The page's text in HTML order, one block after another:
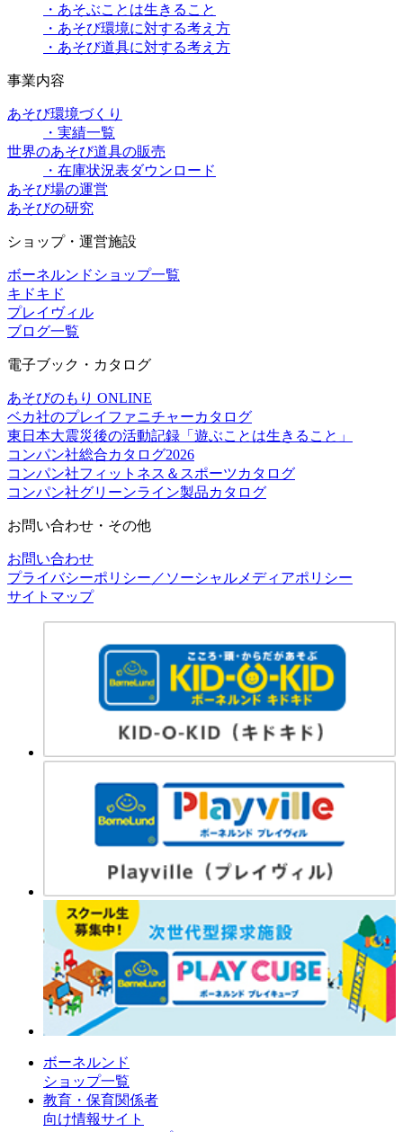
・あそぶことは生きること
・あそび環境に対する考え方
・あそび道具に対する考え方
事業内容
あそび環境づくり
・実績一覧
世界のあそび道具の販売
・在庫状況表ダウンロード
あそび場の運営
あそびの研究
ショップ・運営施設
ボーネルンドショップ一覧
キドキド
プレイヴィル
ブログ一覧
電子ブック・カタログ
あそびのもり ONLINE
ベカ社のプレイファニチャーカタログ
東日本大震災後の活動記録「遊ぶことは生きること」
コンパン社総合カタログ2026
コンパン社フィットネス＆スポーツカタログ
コンパン社グリーンライン製品カタログ
お問い合わせ・その他
お問い合わせ
プライバシーポリシー／ソーシャルメディアポリシー
サイトマップ
ボーネルンド
ショップ一覧
教育・保育関係者
向け情報サイト